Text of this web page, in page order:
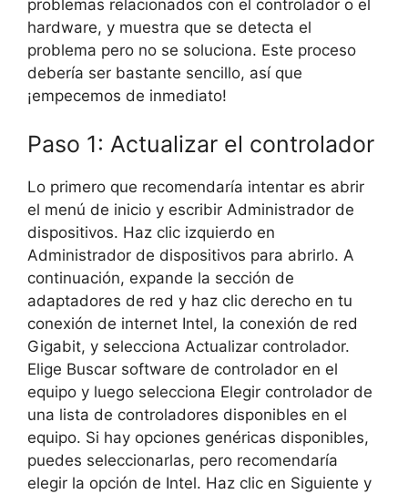
problemas relacionados con el controlador o el
hardware, y muestra que se detecta el
problema pero no se soluciona. Este proceso
debería ser bastante sencillo, así que
¡empecemos de inmediato!
Paso 1: Actualizar el controlador
Lo primero que recomendaría intentar es abrir
el menú de inicio y escribir Administrador de
dispositivos. Haz clic izquierdo en
Administrador de dispositivos para abrirlo. A
continuación, expande la sección de
adaptadores de red y haz clic derecho en tu
conexión de internet Intel, la conexión de red
Gigabit, y selecciona Actualizar controlador.
Elige Buscar software de controlador en el
equipo y luego selecciona Elegir controlador de
una lista de controladores disponibles en el
equipo. Si hay opciones genéricas disponibles,
puedes seleccionarlas, pero recomendaría
elegir la opción de Intel. Haz clic en Siguiente y